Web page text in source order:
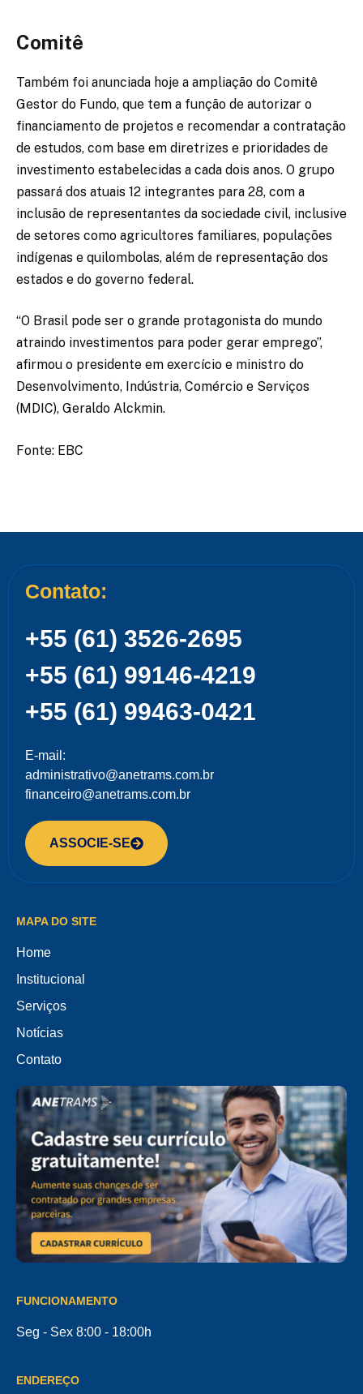
Comitê
Também foi anunciada hoje a ampliação do Comitê
Gestor do Fundo, que tem a função de autorizar o
financiamento de projetos e recomendar a contratação
de estudos, com base em diretrizes e prioridades de
investimento estabelecidas a cada dois anos. O grupo
passará dos atuais 12 integrantes para 28, com a
inclusão de representantes da sociedade civil, inclusive
de setores como agricultores familiares, populações
indígenas e quilombolas, além de representação dos
estados e do governo federal.
“O Brasil pode ser o grande protagonista do mundo
atraindo investimentos para poder gerar emprego”,
afirmou o presidente em exercício e ministro do
Desenvolvimento, Indústria, Comércio e Serviços
(MDIC), Geraldo Alckmin.
Fonte: EBC
Contato:
+55 (61) 3526-2695
+55 (61) 99146-4219
+55 (61) 99463-0421
E-mail:
administrativo@anetrams.com.br
financeiro@anetrams.com.br
ASSOCIE-SE
MAPA DO SITE
Home
Institucional
Serviços
Notícias
Contato
FUNCIONAMENTO
Seg - Sex 8:00 - 18:00h
ENDEREÇO